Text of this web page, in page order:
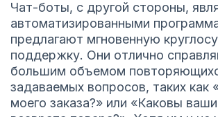
Чат-боты, с другой стороны,
автоматизированными
предлагают мгновенную
поддержку. Они отлично
большим объемом
задаваемых вопросов, таких как
моего заказа?» или «Каковы